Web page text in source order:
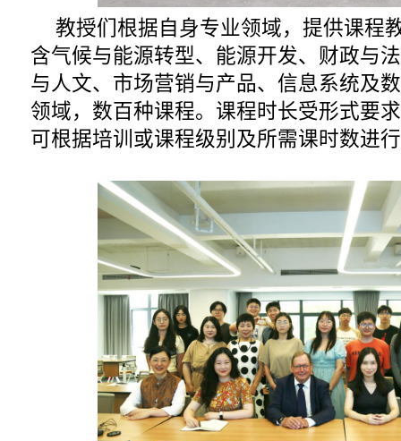
教授们根据自身专业领域，提供课程
含气候与能源转型、能源开发、财政与
与人文、市场营销与产品、信息系统及
领域，数百种课程。课程时长受形式要
可根据培训或课程级别及所需课时数进